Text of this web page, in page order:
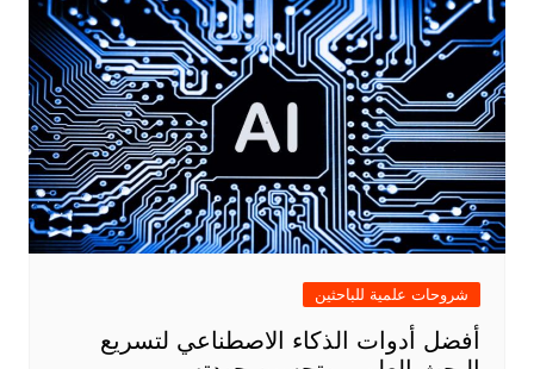
شروحات علمية للباحثين
أفضل أدوات الذكاء الاصطناعي لتسريع